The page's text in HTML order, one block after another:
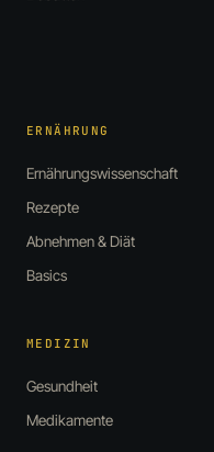
ERNÄHRUNG
Ernährungswissenschaft
Rezepte
Abnehmen & Diät
Basics
MEDIZIN
Gesundheit
Medikamente